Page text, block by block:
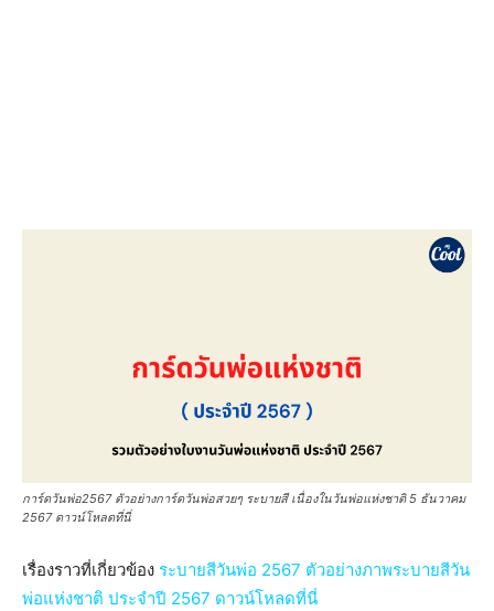
การ์ดวันพ่อ2567 ตัวอย่างการ์ดวันพ่อสวยๆ ระบายสี เนื่องในวันพ่อแห่งชาติ 5 ธันวาคม
2567 ดาวน์โหลดที่นี่
เรื่องราวที่เกี่ยวข้อง ระบายสีวันพ่อ 2567 ตัวอย่างภาพระบายสีวัน
พ่อแห่งชาติ ประจำปี 2567 ดาวน์โหลดที่นี่